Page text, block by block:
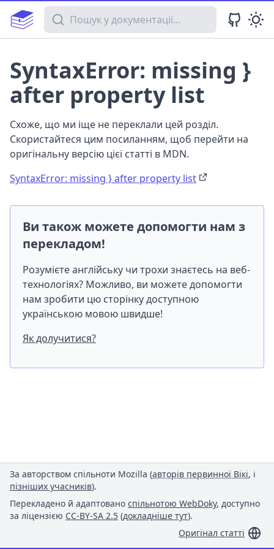
Пошук у документації
SyntaxError: missing }
after property list
Схоже, що ми іще не переклали цей розділ.
Скористайтеся цим посиланням, щоб перейти на
оригінальну версію цієї статті в MDN.
SyntaxError: missing } after property list
Ви також можете допомогти нам з
перекладом!
Розумієте англійську чи трохи знаєтесь на веб-
технологіях? Можливо, ви можете допомогти
нам зробити цю сторінку доступною
українською мовою швидше!
Як долучитися?
За авторством спільноти Mozilla (авторів первинної Вікі, і
пізніших учасників).
Перекладено й адаптовано спільнотою WebDoky, доступно
за ліцензією CC-BY-SA 2.5 (докладніше тут).
Оригінал статті